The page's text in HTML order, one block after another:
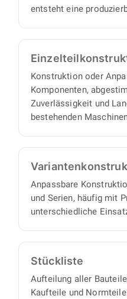
entsteht eine
Konstruktion oder
Komponenten,
Zuverlässigkeit und
bestehenden
Anpassbare
und Serien, häufig mit
unterschiedliche
Stückliste
Aufteilung aller
Kaufteile und